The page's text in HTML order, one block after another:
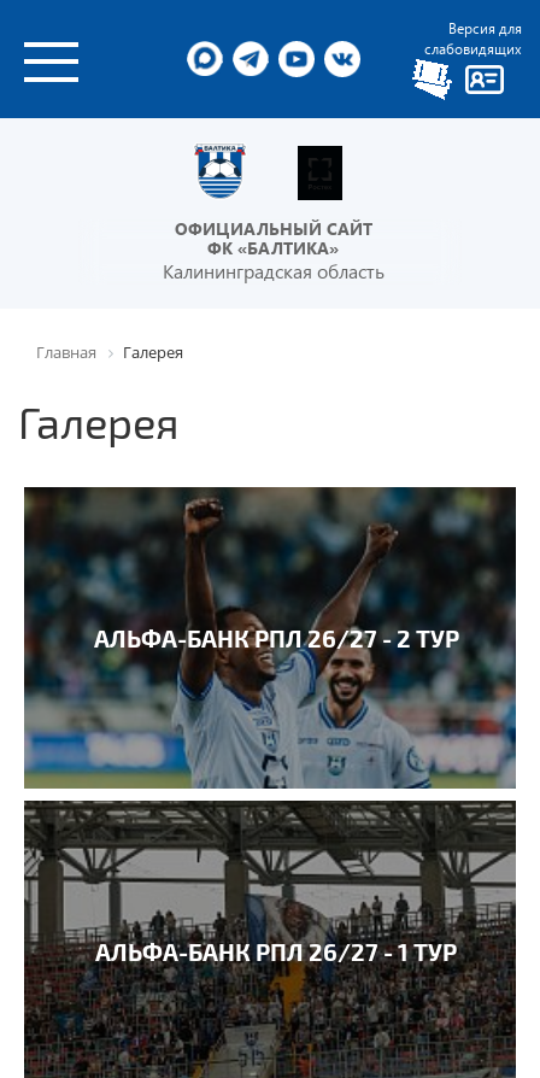
Версия для
слабовидящих
ОФИЦИАЛЬНЫЙ САЙТ
ФК «БАЛТИКА»
Калининградская область
Главная Галерея
Галерея
АЛЬФА-БАНК РПЛ 26/27 - 2 ТУР
АЛЬФА-БАНК РПЛ 26/27 - 1 ТУР